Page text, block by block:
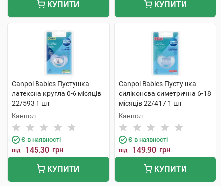
КУПИТИ КУПИТИ
Canpol Babies Пустушка
латексна кругла 0-6 місяців
22/593 1 шт
Канпол
Є в наявності
від 145.30 грн
КУПИТИ
Canpol Babies Пустушка
силіконова симетрична 6-18
місяців 22/417 1 шт
Канпол
Є в наявності
від 149.90 грн
КУПИТИ